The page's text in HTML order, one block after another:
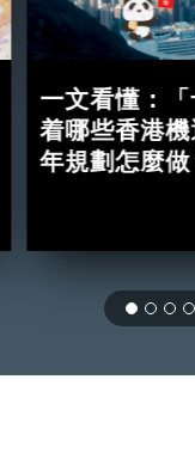
一文看懂：
着哪些香港
年規劃怎麼做